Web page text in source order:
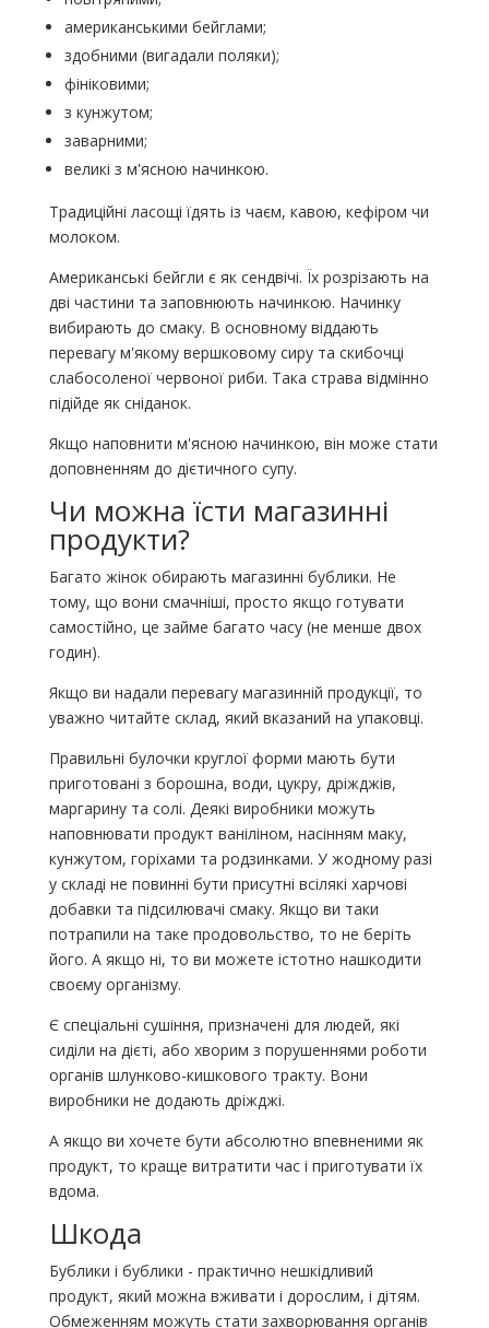
американськими бейглами;
здобними (вигадали поляки);
фініковими;
з кунжутом;
заварними;
великі з м'ясною начинкою.
Традиційні ласощі їдять із чаєм, кавою, кефіром чи
молоком.
Американські бейгли є як сендвічі. Їх розрізають на
дві частини та заповнюють начинкою. Начинку
вибирають до смаку. В основному віддають
перевагу м'якому вершковому сиру та скибочці
слабосоленої червоної риби. Така страва відмінно
підійде як сніданок.
Якщо наповнити м'ясною начинкою, він може стати
доповненням до дієтичного супу.
Чи можна їсти магазинні
продукти?
Багато жінок обирають магазинні бублики. Не
тому, що вони смачніші, просто якщо готувати
самостійно, це займе багато часу (не менше двох
годин).
Якщо ви надали перевагу магазинній продукції, то
уважно читайте склад, який вказаний на упаковці.
Правильні булочки круглої форми мають бути
приготовані з борошна, води, цукру, дріжджів,
маргарину та солі. Деякі виробники можуть
наповнювати продукт ваніліном, насінням маку,
кунжутом, горіхами та родзинками. У жодному разі
у складі не повинні бути присутні всілякі харчові
добавки та підсилювачі смаку. Якщо ви таки
потрапили на таке продовольство, то не беріть
його. А якщо ні, то ви можете істотно нашкодити
своєму організму.
Є спеціальні сушіння, призначені для людей, які
сиділи на дієті, або хворим з порушеннями роботи
органів шлунково-кишкового тракту. Вони
виробники не додають дріжджі.
А якщо ви хочете бути абсолютно впевненими як
продукт, то краще витратити час і приготувати їх
вдома.
Шкода
Бублики і бублики - практично нешкідливий
продукт, який можна вживати і дорослим, і дітям.
Обмеженням можуть стати захворювання органів